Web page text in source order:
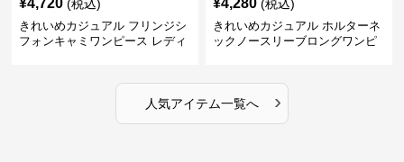
¥4,720 (税込)
きれいめカジュアル フリンジシ
フォンキャミワンピース レディ
¥4,280 (税込)
きれいめカジュアル ホルターネ
ックノースリーブロングワンピ
チ風 夏 大人フェミニン
人気アイテム一覧へ ›